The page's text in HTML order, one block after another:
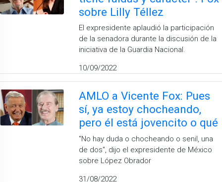
sobre Lilly Téllez
El expresidente aplaudió la participación
de la senadora durante la discusión de la
iniciativa de la Guardia Nacional.
10/09/2022
AMLO a Vicente Fox: Pues
sí, ya estoy chocheando,
pero él está jovencito o qué
''No hay duda o chocheando o senil, una
de dos'', dijo el expresidente de México
sobre López Obrador
31/08/2022